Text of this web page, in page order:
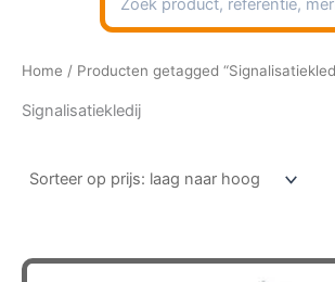
naar:
Home / Producten getagged
Signalisatiekledij